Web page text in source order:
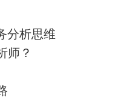
分析思维
师？